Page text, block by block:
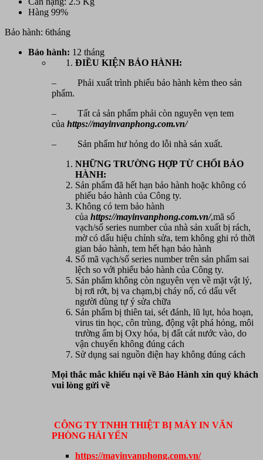
Hàng 99%
Bảo hành: 6tháng
Bảo hành: 12 tháng
ĐIỀU KIỆN BẢO HÀNH:
– Phải xuất trình phiếu bảo hành kèm theo sản
phẩm.
– Tất cả sản phẩm phải còn nguyên vẹn tem
của https://mayinvanphong.com.vn/
– Sản phẩm hư hỏng do lỗi nhà sản xuất.
NHỮNG TRƯỜNG HỢP TỪ CHỐI BẢO
HÀNH:
Sản phẩm đã hết hạn bảo hành hoặc không có
phiếu bảo hành của Công ty.
Không có tem bảo hành
của https://mayinvanphong.com.vn/,mã số
vạch/số series number của nhà sản xuất bị rách,
mờ có dấu hiệu chỉnh sửa, tem không ghi rỏ thời
gian bảo hành, tem hết hạn bảo hành
Số mã vạch/số series number trên sản phẩm sai
lệch so với phiếu bảo hành của Công ty.
Sản phẩm không còn nguyên vẹn về mặt vật lý,
bị rơi rớt, bị va chạm,bị cháy nổ, có dấu vết
người dùng tự ý sửa chữa
Sản phẩm bị thiên tai, sét đánh, lũ lụt, hỏa hoạn,
virus tin học, côn trùng, động vật phá hỏng, môi
trường ẩm bị Oxy hóa, bị đất cát nước vào, do
vận chuyển không đúng cách
Sử dụng sai nguồn điện hay không đúng cách
Mọi thắc mắc khiếu nại về Bảo Hành xin quý khách
vui lòng gửi về
CÔNG TY TNHH THIỆT BỊ MÁY IN VĂN
PHÒNG HẢI YẾN
https://mayinvanphong.com.vn/